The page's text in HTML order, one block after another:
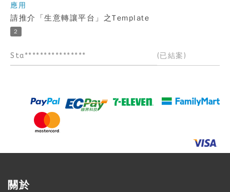
應用
請推介「生意轉讓平台」之Template
2
Sta**************** (已結案)
關於